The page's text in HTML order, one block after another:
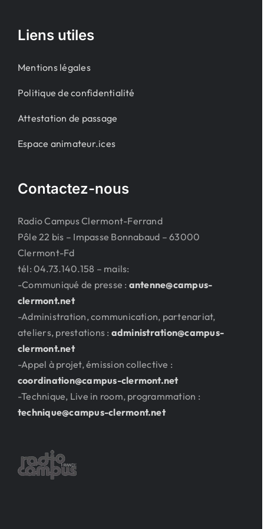
Liens utiles
Mentions légales
Politique de confidentialité
Attestation de passage
Espace animateur.ices
Contactez-nous
Radio Campus Clermont-Ferrand
Pôle 22 bis – Impasse Bonnabaud – 63000
Clermont-Fd
tél: 04.73.140.158 – mails:
-Communiqué de presse : antenne@campus-
clermont.net
-Administration, communication, partenariat,
ateliers, prestations : administration@campus-
clermont.net
-Appel à projet, émission collective :
coordination@campus-clermont.net
-Technique, Live in room, programmation :
technique@campus-clermont.net